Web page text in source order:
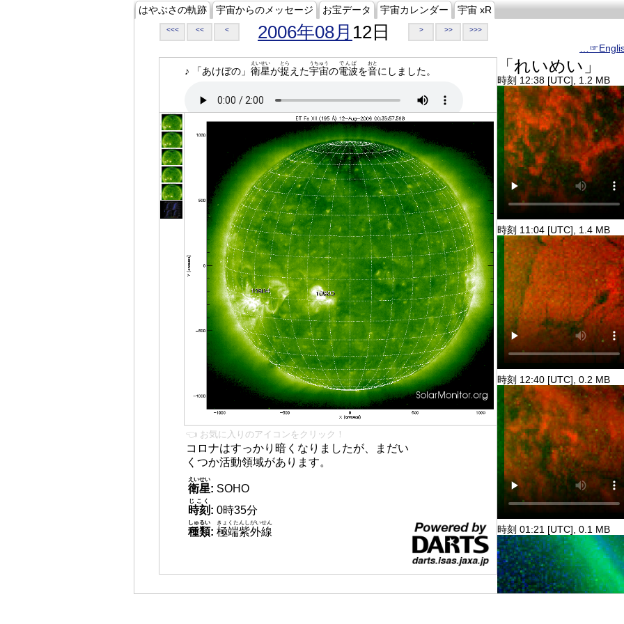
はやぶさの軌跡 宇宙からのメッセージ お宝データ 宇宙カレンダー 宇宙 xR
<<< << < 2006年08月 12日 > >> >>>
♪ 「あけぼの」 衛星
えいせい
が捉
とら
えた宇宙
うちゅう
の電波
でんぱ
を音
おと
にしました。
👈 お気に入りのアイコンをクリック！
コロナはすっかり暗くなりましたが、まだい
くつか活動領域があります。
衛星
えいせい
: SOHO
時刻
じこく
: 0時35分
種類
しゅるい
: 極端紫外線
きょくたんしがいせん
「れいめい」
時刻 12:38 [UTC], 1.2 MB
時刻 11:04 [UTC], 1.4 MB
時刻 12:40 [UTC], 0.2 MB
時刻 01:21 [UTC], 0.1 MB